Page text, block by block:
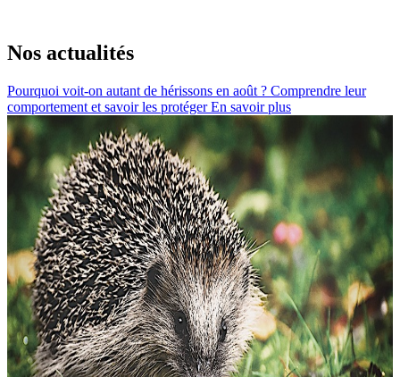
Nos actualités
Pourquoi voit-on autant de hérissons en août ? Comprendre leur
comportement et savoir les protégerEn savoir plus